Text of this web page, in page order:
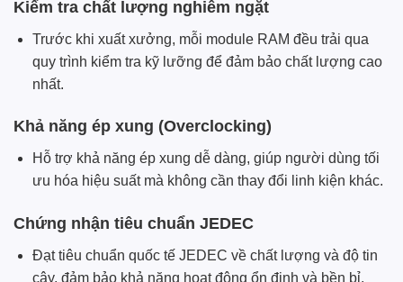
Kiểm tra chất lượng nghiêm ngặt
Trước khi xuất xưởng, mỗi module RAM đều trải qua
quy trình kiểm tra kỹ lưỡng để đảm bảo chất lượng cao
nhất.
Khả năng ép xung (Overclocking)
Hỗ trợ khả năng ép xung dễ dàng, giúp người dùng tối
ưu hóa hiệu suất mà không cần thay đổi linh kiện khác.
Chứng nhận tiêu chuẩn JEDEC
Đạt tiêu chuẩn quốc tế JEDEC về chất lượng và độ tin
cậy, đảm bảo khả năng hoạt động ổn định và bền bỉ.